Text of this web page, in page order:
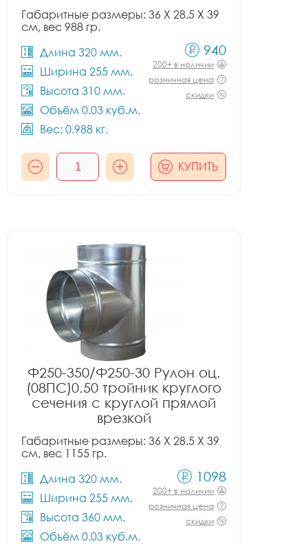
Габаритные размеры: 36 X 28.5 X 39
см, вес 988 гр.
Длина 320 мм.
Ширина 255 мм.
Высота 310 мм.
Объём 0.03 куб.м.
Вес: 0.988 кг.
940
200+ в наличии
розничная цена
скидки
КУПИТЬ
Ф250-350/Ф250-30 Рулон оц.
(08ПС)0.50 тройник круглого
сечения с круглой прямой
врезкой
Габаритные размеры: 36 X 28.5 X 39
см, вес 1155 гр.
Длина 320 мм.
Ширина 255 мм.
Высота 360 мм.
Объём 0.03 куб.м.
1098
200+ в наличии
розничная цена
скидки